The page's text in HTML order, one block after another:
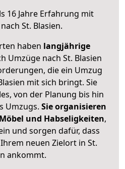
16 Jahre Erfahrung mit
St. Blasien.
haben langjährige
Umzüge nach St. Blasien
die ein Umzug
mit sich bringt. Sie
von der Planung bis hin
Umzugs. Sie organisieren
und Habseligkeiten,
und sorgen dafür, dass
neuen Zielort in St.
ankommt.